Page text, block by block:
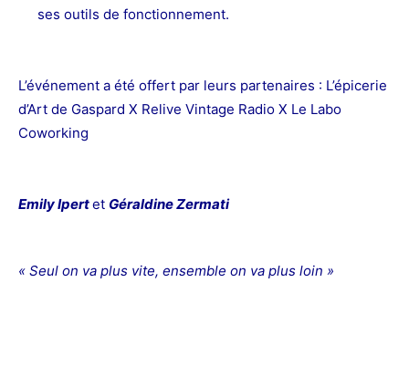
ses outils de fonctionnement.
L’événement a été offert par leurs partenaires : L’épicerie
d’Art de Gaspard X Relive Vintage Radio X Le Labo
Coworking
Emily Ipertet Géraldine Zermati
« Seul on va plus vite, ensemble on va plus loin »